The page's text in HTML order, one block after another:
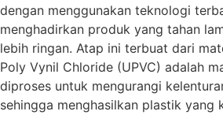
dengan menggunakan teknologi
menghadirkan produk yang tahan
lebih ringan. Atap ini terbuat dari
Poly Vynil Chloride (UPVC) adalah
diproses untuk mengurangi
sehingga menghasilkan plastik yang